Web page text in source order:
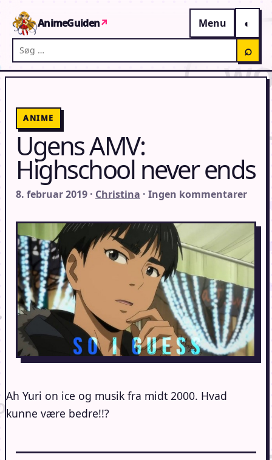
AnimeGuiden↗
Menu
Søg på AnimeGuiden
⌕
ANIME
Ugens AMV:
Highschool never ends
8. februar 2019 · Christina · Ingen kommentarer
Ah Yuri on ice og musik fra midt 2000. Hvad
kunne være bedre!!?